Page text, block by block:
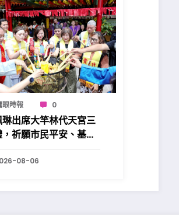
眼時報 0
出席大竿林代天宮三
祈願市民平安、基隆
08-06